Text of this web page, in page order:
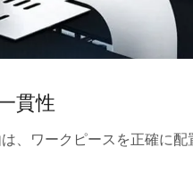
貫性
、ワークピースを正確に配